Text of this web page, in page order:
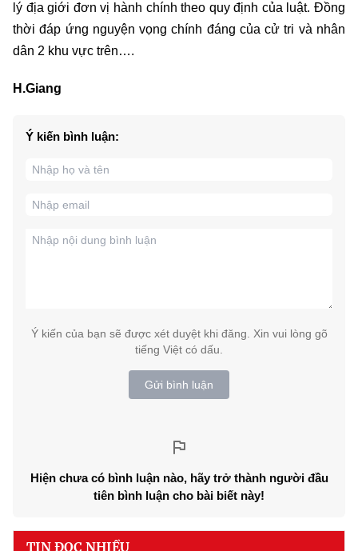
lý địa giới đơn vị hành chính theo quy định của luật. Đồng
thời đáp ứng nguyện vọng chính đáng của cử tri và nhân
dân 2 khu vực trên….
H.Giang
Ý kiến bình luận:
Ý kiến của bạn sẽ được xét duyệt khi đăng. Xin vui lòng gõ
tiếng Việt có dấu.
Gửi bình luận
Hiện chưa có bình luận nào, hãy trở thành người đầu
tiên bình luận cho bài biết này!
TIN ĐỌC NHIỀU